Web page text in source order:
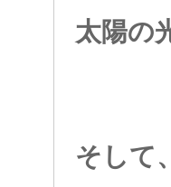
太陽の
そして